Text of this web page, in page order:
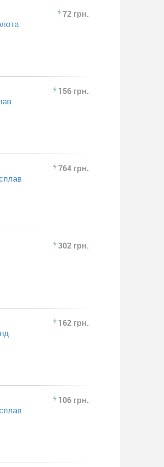
72 грн.
156 грн.
764 грн.
302 грн.
162 грн.
106 грн.